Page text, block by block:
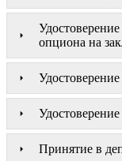
опциона на
Принятие в